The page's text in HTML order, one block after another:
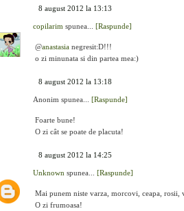
8 august 2012 la 13:13
copilarim spunea... [Raspunde]
@anastasia negresit:D!!!
o zi minunata si din partea mea:)
8 august 2012 la 13:18
Anonim spunea... [Raspunde]
Foarte bune!
O zi cât se poate de placuta!
8 august 2012 la 14:25
Unknown spunea... [Raspunde]
Mai punem niste varza, morcovi, ceapa,
O zi frumoasa!